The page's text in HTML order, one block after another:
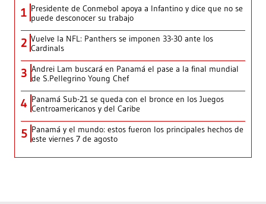
1 Presidente de Conmebol apoya a Infantino y dice que no se
puede desconocer su trabajo
2 Vuelve la NFL: Panthers se imponen 33-30 ante los
Cardinals
3 Andrei Lam buscará en Panamá el pase a la final mundial
de S.Pellegrino Young Chef
4 Panamá Sub-21 se queda con el bronce en los Juegos
Centroamericanos y del Caribe
5 Panamá y el mundo: estos fueron los principales hechos de
este viernes 7 de agosto